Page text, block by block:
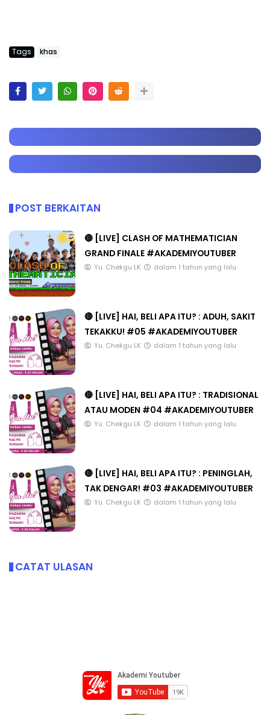
Tags khas
POST BERKAITAN
🔴 [LIVE] CLASH OF MATHEMATICIAN
GRAND FINALE #AKADEMIYOUTUBER
Yu. Chekgu LK dalam 1 tahun yang lalu
🔴 [LIVE] HAI, BELI APA ITU? : ADUH, SAKIT
TEKAKKU! #05 #AKADEMIYOUTUBER
Yu. Chekgu LK dalam 1 tahun yang lalu
🔴 [LIVE] HAI, BELI APA ITU? : TRADISIONAL
ATAU MODEN #04 #AKADEMIYOUTUBER
Yu. Chekgu LK dalam 1 tahun yang lalu
🔴 [LIVE] HAI, BELI APA ITU? : PENINGLAH,
TAK DENGAR! #03 #AKADEMIYOUTUBER
Yu. Chekgu LK dalam 1 tahun yang lalu
CATAT ULASAN